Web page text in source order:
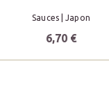
Sauces| Japon
6,70 €